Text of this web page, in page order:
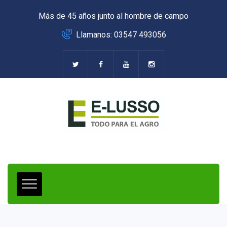
Más de 45 años junto al hombre de campo
Llamanos: 03547 493056